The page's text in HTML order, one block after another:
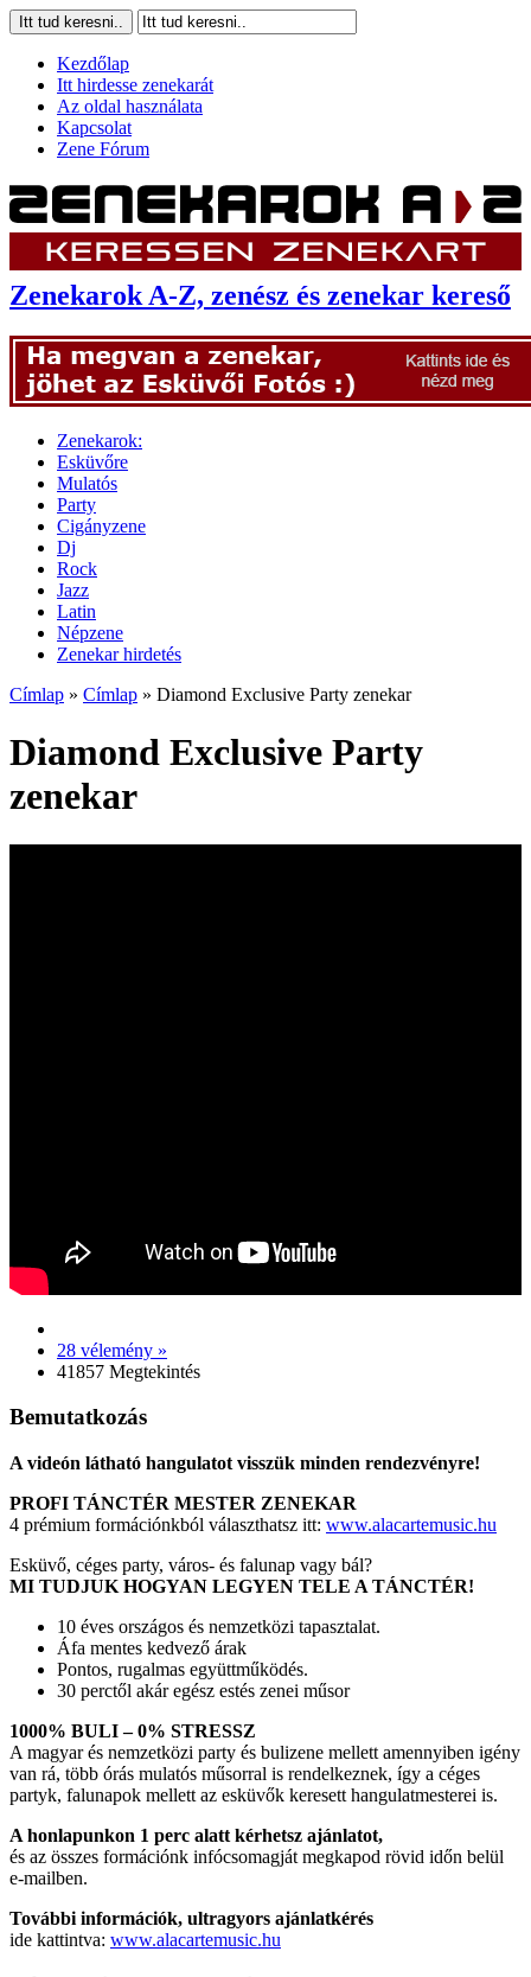
Kezdőlap
Itt hirdesse zenekarát
Az oldal használata
Kapcsolat
Zene Fórum
Zenekarok A-Z, zenész és zenekar kereső
Zenekarok:
Esküvőre
Mulatós
Party
Cigányzene
Dj
Rock
Jazz
Latin
Népzene
Zenekar hirdetés
Címlap » Címlap » Diamond Exclusive Party zenekar
Diamond Exclusive Party
zenekar
28 vélemény »
41857 Megtekintés
Bemutatkozás
A videón látható hangulatot visszük minden rendezvényre!
PROFI TÁNCTÉR MESTER ZENEKAR
4 prémium formációnkból választhatsz itt: www.alacartemusic.hu
Esküvő, céges party, város- és falunap vagy bál?
MI TUDJUK HOGYAN LEGYEN TELE A TÁNCTÉR!
10 éves országos és nemzetközi tapasztalat.
Áfa mentes kedvező árak
Pontos, rugalmas együttműködés.
30 perctől akár egész estés zenei műsor
1000% BULI – 0% STRESSZ
A magyar és nemzetközi party és bulizene mellett amennyiben igény
van rá, több órás mulatós műsorral is rendelkeznek, így a céges
partyk, falunapok mellett az esküvők keresett hangulatmesterei is.
A honlapunkon 1 perc alatt kérhetsz ajánlatot,
és az összes formációnk infócsomagját megkapod rövid időn belül
e-mailben.
További információk, ultragyors ajánlatkérés
ide kattintva: www.alacartemusic.hu